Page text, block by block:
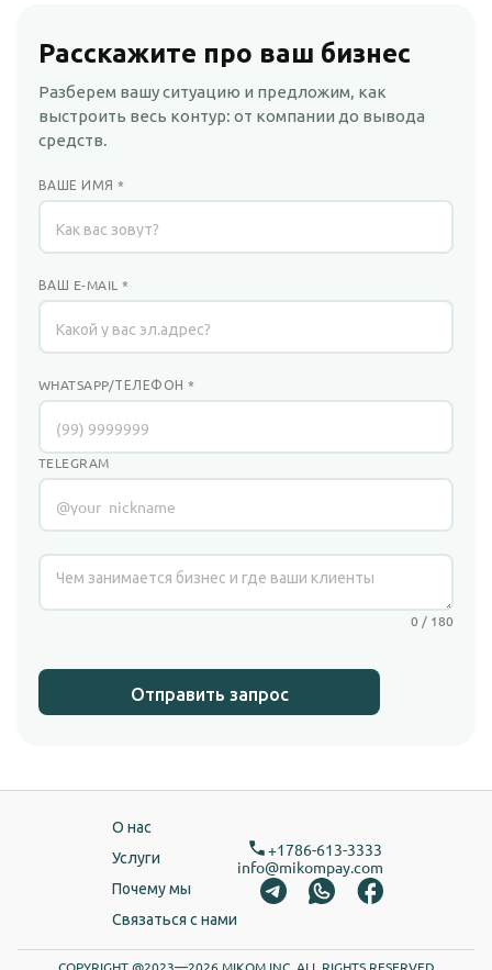
Расскажите про ваш бизнес
Разберем вашу ситуацию и предложим, как
выстроить весь контур: от компании до вывода
средств.
ВАШЕ ИМЯ*
ВАШ E-MAIL*
WHATSAPP/ТЕЛЕФОН*
TELEGRAM
0 / 180
Отправить запрос
О нас
Услуги
Почему мы
Связаться с нами
+1786-613-3333
info@mikompay.com